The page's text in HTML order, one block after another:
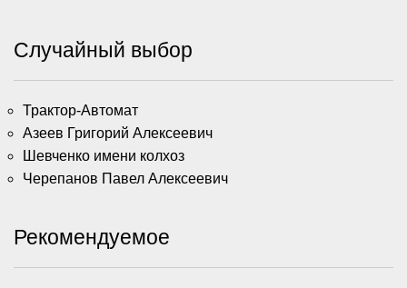
Случайный выбор
Трактор-Автомат
Азеев Григорий Алексеевич
Шевченко имени колхоз
Черепанов Павел Алексеевич
Рекомендуемое